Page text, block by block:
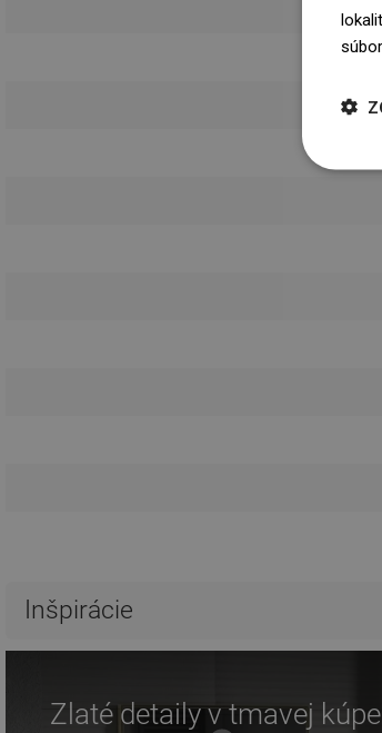
Inšpirácie
Zlaté detaily v tmavej